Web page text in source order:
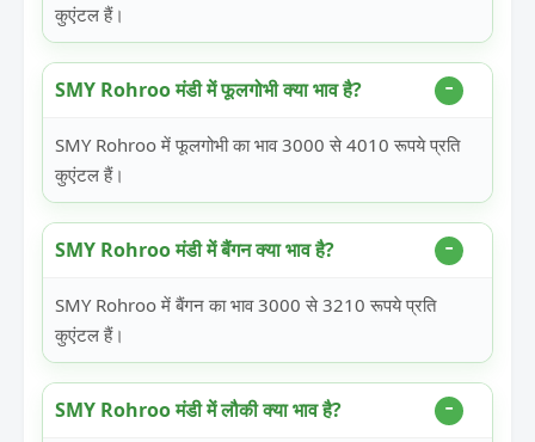
कुएंटल हैं।
SMY Rohroo मंडी में फूलगोभी क्या भाव है?
SMY Rohroo में फूलगोभी का भाव 3000 से 4010 रूपये प्रति
कुएंटल हैं।
SMY Rohroo मंडी में बैंगन क्या भाव है?
SMY Rohroo में बैंगन का भाव 3000 से 3210 रूपये प्रति
कुएंटल हैं।
SMY Rohroo मंडी में लौकी क्या भाव है?